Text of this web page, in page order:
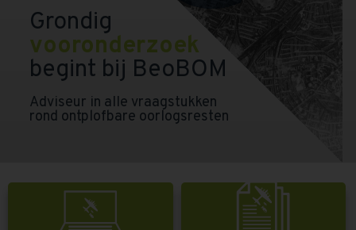
Grondig
vooronderzoek
begint bij BeoBOM
Adviseur in alle vraagstukken
rond ontplofbare oorlogsresten